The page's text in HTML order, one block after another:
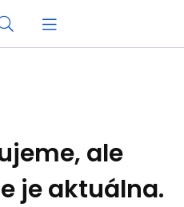
ale
je aktuálna.